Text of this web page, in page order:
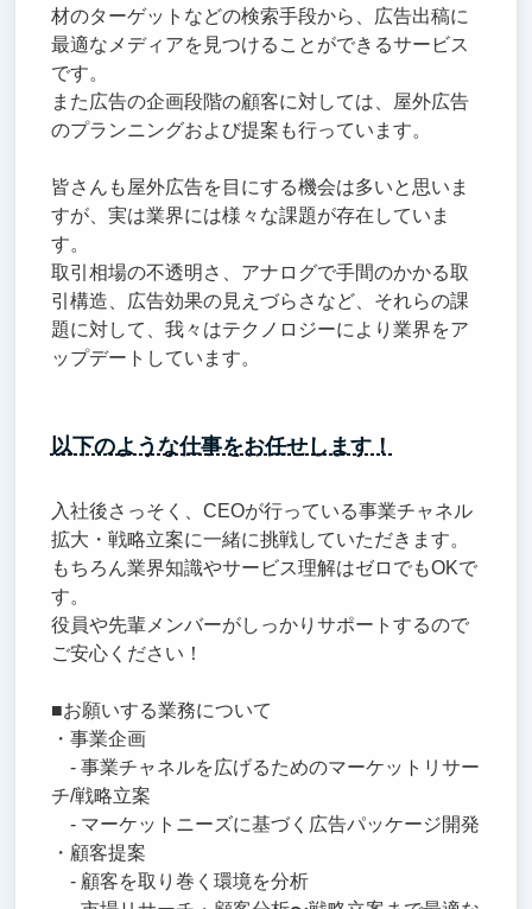
材のターゲットなどの検索手段から、広告出稿に
最適なメディアを見つけることができるサービス
です。
また広告の企画段階の顧客に対しては、屋外広告
のプランニングおよび提案も行っています。
皆さんも屋外広告を目にする機会は多いと思いま
すが、実は業界には様々な課題が存在していま
す。
取引相場の不透明さ、アナログで手間のかかる取
引構造、広告効果の見えづらさなど、それらの課
題に対して、我々はテクノロジーにより業界をア
ップデートしています。
以下のような仕事をお任せします！
入社後さっそく、CEOが行っている事業チャネル
拡大・戦略立案に一緒に挑戦していただきます。
もちろん業界知識やサービス理解はゼロでもOKで
す。
役員や先輩メンバーがしっかりサポートするので
ご安心ください！
■お願いする業務について
・事業企画
- 事業チャネルを広げるためのマーケットリサー
チ/戦略立案
- マーケットニーズに基づく広告パッケージ開発
・顧客提案
- 顧客を取り巻く環境を分析